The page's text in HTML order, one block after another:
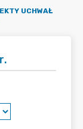
UCHWAŁ